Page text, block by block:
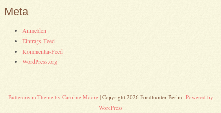
Meta
Anmelden
Eintrags-Feed
Kommentar-Feed
WordPress.org
Buttercream Theme by Caroline Moore| Copyright 2026 Foodhunter Berlin | Powered by
WordPress